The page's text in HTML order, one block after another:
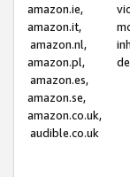
amazon.ie,
amazon.it,
amazon.nl,
amazon.pl,
amazon.es,
amazon.se,
amazon.co.uk,
audible.co.uk